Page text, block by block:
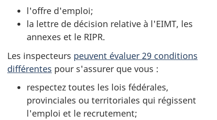
l'offre d'emploi;
la lettre de décision relative à l'EIMT, les
annexes et le RIPR.
Les inspecteurs peuvent évaluer 29 conditions
différentes pour s'assurer que vous :
respectez toutes les lois fédérales,
provinciales ou territoriales qui régissent
l'emploi et le recrutement;